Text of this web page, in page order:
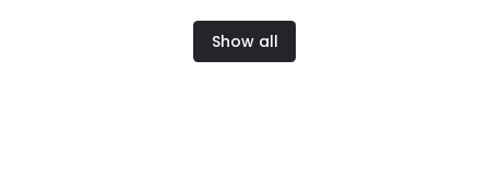
Show all